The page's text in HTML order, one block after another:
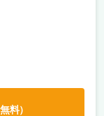
料）